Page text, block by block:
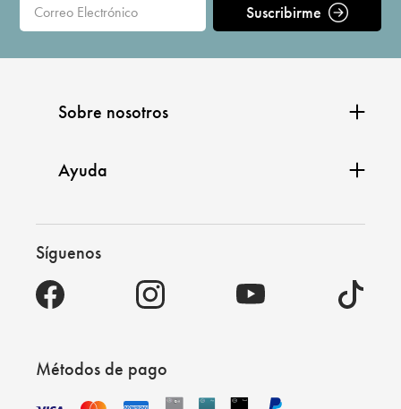
Suscribirme
Sobre nosotros
Ayuda
Síguenos
Métodos de pago